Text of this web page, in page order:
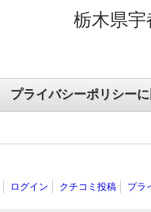
栃木県
ログイン クチコミ投稿 プラ